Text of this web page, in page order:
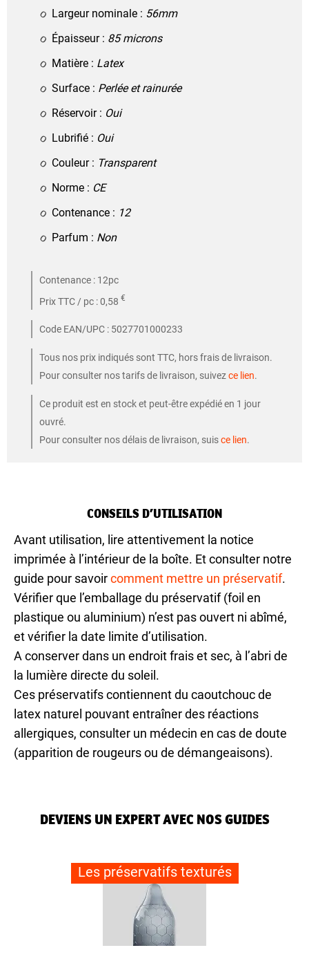
Largeur nominale : 56mm
Épaisseur : 85 microns
Matière : Latex
Surface : Perlée et rainurée
Réservoir : Oui
Lubrifié : Oui
Couleur : Transparent
Norme : CE
Contenance : 12
Parfum : Non
Contenance : 12pc
Prix TTC / pc : 0,58 €
Code EAN/UPC : 5027701000233
Tous nos prix indiqués sont TTC, hors frais de livraison.
Pour consulter nos tarifs de livraison, suivezce lien.
Ce produit est en stock et peut-être expédié en 1 jour
ouvré.
Pour consulter nos délais de livraison, suisce lien.
CONSEILS D’UTILISATION
Avant utilisation, lire attentivement la notice
imprimée à l’intérieur de la boîte. Et consulter notre
guide pour savoircomment mettre un préservatif.
Vérifier que l’emballage du préservatif (foil en
plastique ou aluminium) n’est pas ouvert ni abîmé,
et vérifier la date limite d’utilisation.
A conserver dans un endroit frais et sec, à l’abri de
la lumière directe du soleil.
Ces préservatifs contiennent du caoutchouc de
latex naturel pouvant entraîner des réactions
allergiques, consulter un médecin en cas de doute
(apparition de rougeurs ou de démangeaisons).
DEVIENS UN EXPERT AVEC NOS GUIDES
Les préservatifs texturés